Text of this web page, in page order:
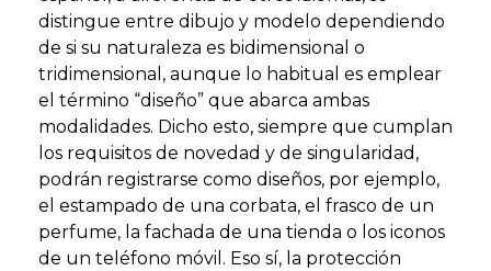
distingue entre dibujo y modelo dependiendo
de si su naturaleza es bidimensional o
tridimensional, aunque lo habitual es emplear
el término “diseño” que abarca ambas
modalidades. Dicho esto, siempre que cumplan
los requisitos de novedad y de singularidad,
podrán registrarse como diseños, por ejemplo,
el estampado de una corbata, el frasco de un
perfume, la fachada de una tienda o los iconos
de un teléfono móvil. Eso sí, la protección